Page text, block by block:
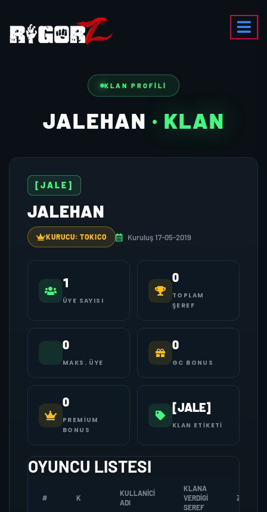
KLAN PROFILI
JALEHAN · KLAN
[JALE]
JALEHAN
KURUCU: TOKICO Kuruluş 17-05-2019
1
ÜYE SAYISI
0
TOPLAM
ŞEREF
0
MAKS. ÜYE
0
GC BONUS
0
PREMIUM
BONUS
[JALE]
KLAN ETIKETI
OYUNCU LISTESI
# K
KULLANICI
ADI
KLANA
VERDIGI
SEREF
ZOMBI